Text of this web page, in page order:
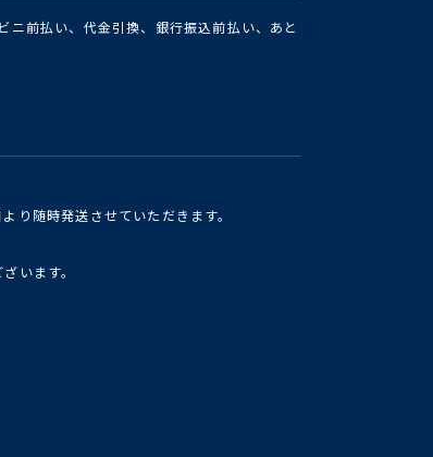
前払い、代金引換、銀行振込前払い、あと
り随時発送させていただきます。
います。